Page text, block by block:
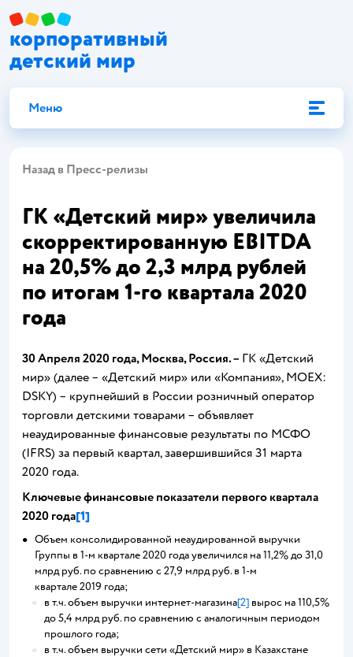
корпоративный
детский мир
Меню
Назад в Пресс-релизы
ГК «Детский мир» увеличила
скорректированную EBITDA
на 20,5% до 2,3 млрд рублей
по итогам 1-го квартала 2020
года
30 Апреля 2020 года, Москва, Россия. – ГК «Детский
мир» (далее – «Детский мир» или «Компания», MOEX:
DSKY) – крупнейший в России розничный оператор
торговли детскими товарами – объявляет
неаудированные финансовые результаты по МСФО
(IFRS) за первый квартал, завершившийся 31 марта
2020 года.
Ключевые финансовые показатели первого квартала
2020 года[1]
Объем консолидированной неаудированной выручки
Группы в 1-м квартале 2020 года увеличился на 11,2% до 31,0
млрд руб. по сравнению с 27,9 млрд руб. в 1-м
квартале 2019 года;
в т.ч. объем выручки интернет-магазина[2] вырос на 110,5%
до 5,4 млрд руб. по сравнению с аналогичным периодом
прошлого года;
в т.ч. объем выручки сети «Детский мир» в Казахстане